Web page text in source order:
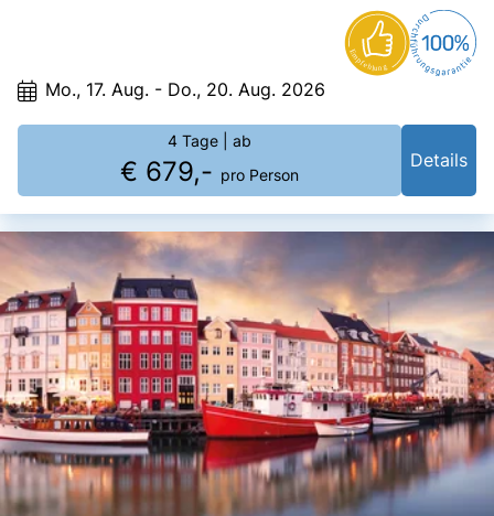
Mo., 17. Aug. - Do., 20. Aug. 2026
4 Tage | ab
€ 679,- pro Person
Details